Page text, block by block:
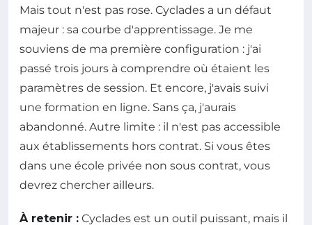
Mais tout n'est pas rose. Cyclades a un défaut
majeur : sa courbe d'apprentissage. Je me
souviens de ma première configuration : j'ai
passé trois jours à comprendre où étaient les
paramètres de session. Et encore, j'avais suivi
une formation en ligne. Sans ça, j'aurais
abandonné. Autre limite : il n'est pas accessible
aux établissements hors contrat. Si vous êtes
dans une école privée non sous contrat, vous
devrez chercher ailleurs.
À retenir : Cyclades est un outil puissant, mais il